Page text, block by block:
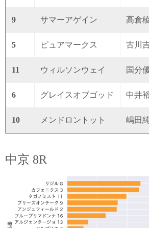
9 サマーアゲイン 高倉
5 ピュアマークス 古川
11 ウィルソンウェイ 国分
6 グレイスオブゴッド 中井
10 メンドロントット 嶋田
中京 8R